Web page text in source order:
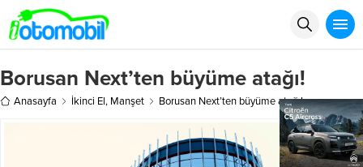
Borusan Next’ten büyüme atağı!
Anasayfa İkinci El, Manşet Borusan Next’ten büyüme atağı!